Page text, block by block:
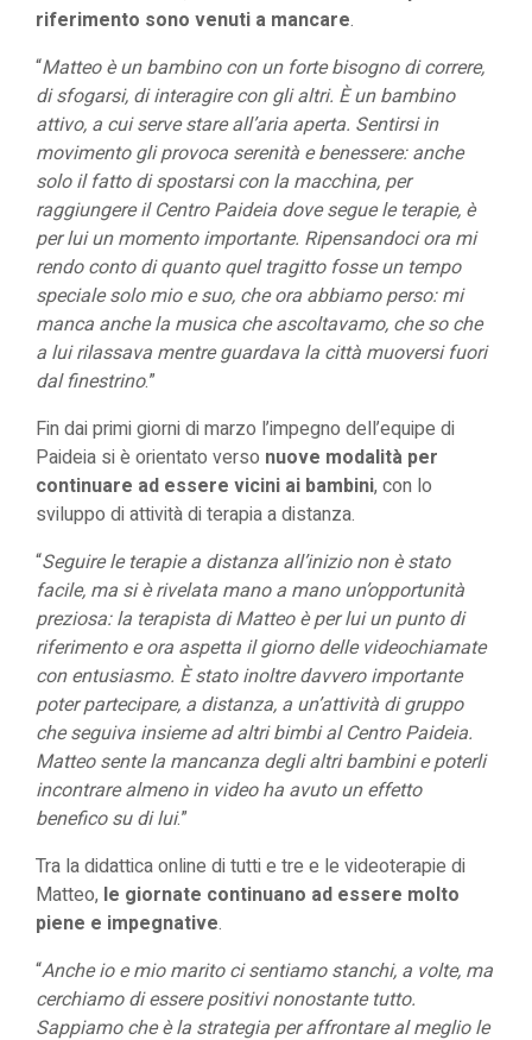
riferimento sono venuti a mancare.
“Matteo è un bambino con un forte bisogno di correre,
di sfogarsi, di interagire con gli altri. È un bambino
attivo, a cui serve stare all’aria aperta. Sentirsi in
movimento gli provoca serenità e benessere: anche
solo il fatto di spostarsi con la macchina, per
raggiungere il Centro Paideia dove segue le terapie, è
per lui un momento importante. Ripensandoci ora mi
rendo conto di quanto quel tragitto fosse un tempo
speciale solo mio e suo, che ora abbiamo perso: mi
manca anche la musica che ascoltavamo, che so che
a lui rilassava mentre guardava la città muoversi fuori
dal finestrino.”
Fin dai primi giorni di marzo l’impegno dell’equipe di
Paideia si è orientato verso nuove modalità per
continuare ad essere vicini ai bambini, con lo
sviluppo di attività di terapia a distanza.
“Seguire le terapie a distanza all’inizio non è stato
facile, ma si è rivelata mano a mano un’opportunità
preziosa: la terapista di Matteo è per lui un punto di
riferimento e ora aspetta il giorno delle videochiamate
con entusiasmo. È stato inoltre davvero importante
poter partecipare, a distanza, a un’attività di gruppo
che seguiva insieme ad altri bimbi al Centro Paideia.
Matteo sente la mancanza degli altri bambini e poterli
incontrare almeno in video ha avuto un effetto
benefico su di lui.”
Tra la didattica online di tutti e tre e le videoterapie di
Matteo, le giornate continuano ad essere molto
piene e impegnative.
“Anche io e mio marito ci sentiamo stanchi, a volte, ma
cerchiamo di essere positivi nonostante tutto.
Sappiamo che è la strategia per affrontare al meglio le